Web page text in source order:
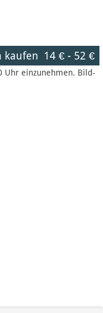
kaufen 14 €- 52 €
Uhr einzunehmen. Bild-